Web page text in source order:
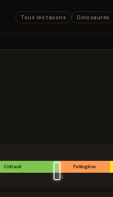
Tous les taxons Dinosaures
Crétacé Paléogène
66